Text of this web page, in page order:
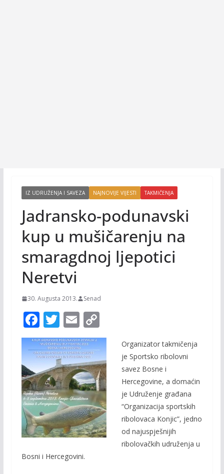
IZ UDRUŽENJA I SAVEZA NAJNOVIJE VIJESTI TAKMIČENJA
Jadransko-podunavski
kup u mušičarenju na
smaragdnoj ljepotici
Neretvi
30. Augusta 2013. Senad
F
ac
e
b
o
o
k
T
w
itt
er
E
m
ai
l
C
o
p
y
Li
n
k
Organizator takmičenja
je Sportsko ribolovni
savez Bosne i
Hercegovine, a domaćin
je Udruženje građana
“Organizacija sportskih
ribolovaca Konjic”, jedno
od najuspješnijih
ribolovačkih udruženja u
Bosni i Hercegovini.